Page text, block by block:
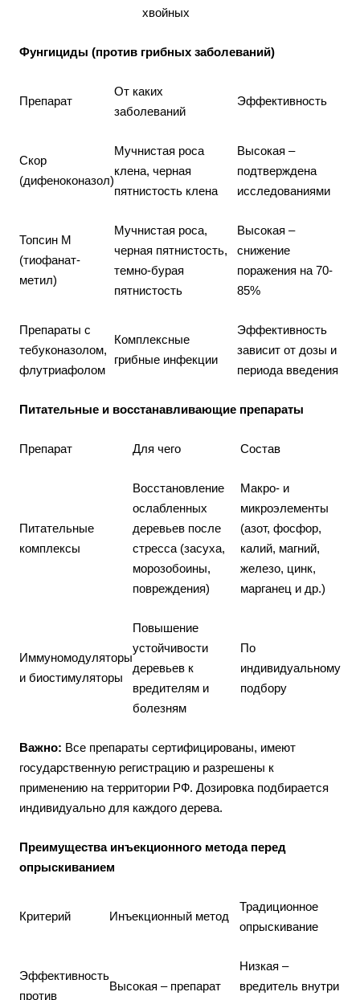
хвойных
Фунгициды (против грибных заболеваний)
Препарат
От каких
заболеваний
Эффективность
Скор
(дифеноконазол)
Мучнистая роса
клена, черная
пятнистость клена
Высокая –
подтверждена
исследованиями
Топсин М
(тиофанат-
метил)
Мучнистая роса,
черная пятнистость,
темно-бурая
пятнистость
Высокая –
снижение
поражения на 70-
85%
Препараты с
тебуконазолом,
флутриафолом
Комплексные
грибные инфекции
Эффективность
зависит от дозы и
периода введения
Питательные и восстанавливающие препараты
Препарат Для чего Состав
Питательные
комплексы
Восстановление
ослабленных
деревьев после
стресса (засуха,
морозобоины,
повреждения)
Макро- и
микроэлементы
(азот, фосфор,
калий, магний,
железо, цинк,
марганец и др.)
Иммуномодуляторы
и биостимуляторы
Повышение
устойчивости
деревьев к
вредителям и
болезням
По
индивидуальному
подбору
Важно: Все препараты сертифицированы, имеют
государственную регистрацию и разрешены к
применению на территории РФ. Дозировка подбирается
индивидуально для каждого дерева.
Преимущества инъекционного метода перед
опрыскиванием
Критерий Инъекционный метод
Традиционное
опрыскивание
Эффективность
против
Высокая – препарат
Низкая –
вредитель внутри